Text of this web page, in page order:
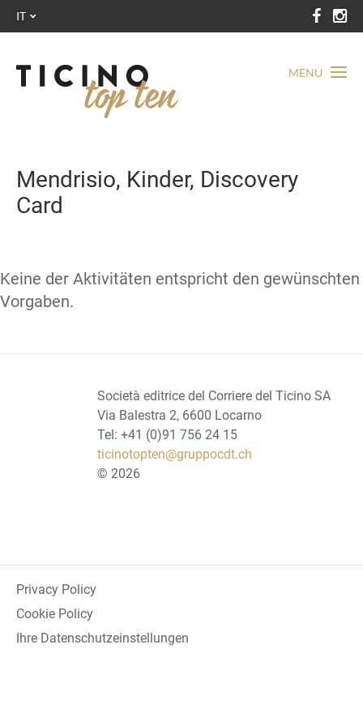
MENU
IT
Mendrisio, Kinder, Discovery
Card
Keine der Aktivitäten entspricht den gewünschten
Vorgaben.
Società editrice del Corriere del Ticino SA
Via Balestra 2, 6600 Locarno
Tel: +41 (0)91 756 24 15
ticinotopten@gruppocdt.ch
© 2026
Privacy Policy
Cookie Policy
Ihre Datenschutzeinstellungen